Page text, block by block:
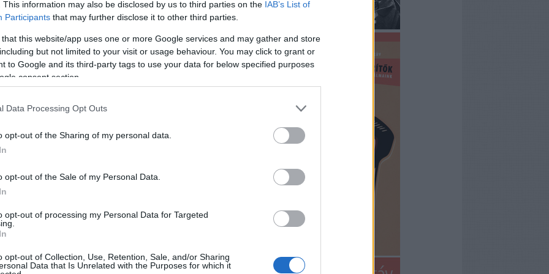
This information may also be disclosed by us to third parties on the IAB’s List of
Participants that may further disclose it to other third parties.
that this website/app uses one or more Google services and may gather and store
but not limited to your visit or usage behaviour. You may click to grant or
to Google and its third-party tags to use your data for below specified purposes
consent section.
Data Processing Opt Outs
opt-out of the Sharing of my personal data.
opt-out of the Sale of my Personal Data.
opt-out of processing my Personal Data for Targeted
opt-out of Collection, Use, Retention, Sale, and/or Sharing
Data that Is Unrelated with the Purposes for which it
Glass: Kivérző szerelem)
Passages)
(Kevin Costner: Horizont – 1 rész)
(Katy O’Brian és Kristen Stewart) – A Mozinet júliusi